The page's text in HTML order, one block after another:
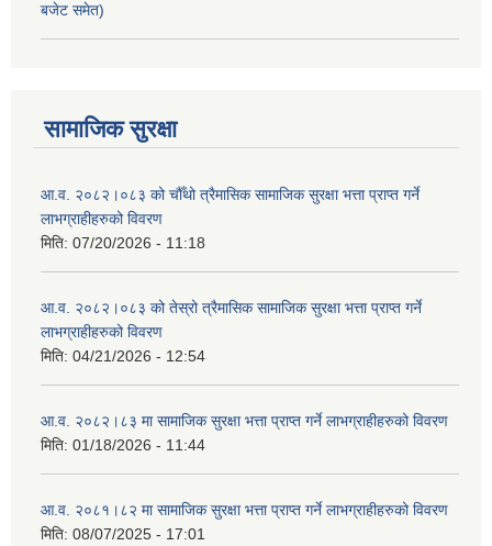
बजेट समेत)
सामाजिक सुरक्षा
आ.व. २०८२।०८३ को चौँथो त्रैमासिक सामाजिक सुरक्षा भत्ता प्राप्त गर्ने
लाभग्राहीहरुको विवरण
मिति: 07/20/2026 - 11:18
आ.व. २०८२।०८३ को तेस्रो त्रैमासिक सामाजिक सुरक्षा भत्ता प्राप्त गर्ने
लाभग्राहीहरुको विवरण
मिति: 04/21/2026 - 12:54
आ.व. २०८२।८३ मा सामाजिक सुरक्षा भत्ता प्राप्त गर्ने लाभग्राहीहरुको विवरण
मिति: 01/18/2026 - 11:44
आ.व. २०८१।८२ मा सामाजिक सुरक्षा भत्ता प्राप्त गर्ने लाभग्राहीहरुको विवरण
मिति: 08/07/2025 - 17:01